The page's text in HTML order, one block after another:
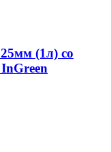
(1л) со